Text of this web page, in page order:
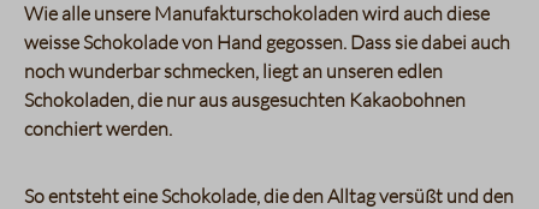
Wie alle unsere Manufakturschokoladen wird auch diese
weisse Schokolade von Hand gegossen. Dass sie dabei auch
noch wunderbar schmecken, liegt an unseren edlen
Schokoladen, die nur aus ausgesuchten Kakaobohnen
conchiert werden.
So entsteht eine Schokolade, die den Alltag versüßt und den